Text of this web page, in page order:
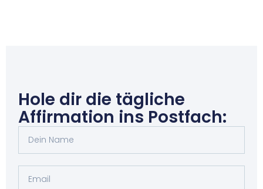
Hole dir die tägliche
Affirmation ins Postfach: